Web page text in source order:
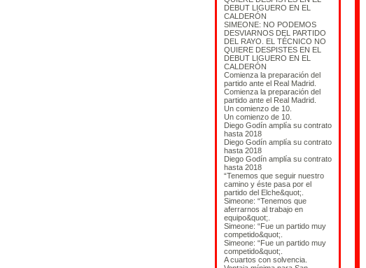
DEBUT LIGUERO EN EL
CALDERÓN
SIMEONE: NO PODEMOS
DESVIARNOS DEL PARTIDO
DEL RAYO. EL TÉCNICO NO
QUIERE DESPISTES EN EL
DEBUT LIGUERO EN EL
CALDERÓN
Comienza la preparación del
partido ante el Real Madrid.
Comienza la preparación del
partido ante el Real Madrid.
Un comienzo de 10.
Un comienzo de 10.
Diego Godín amplía su contrato
hasta 2018
Diego Godín amplía su contrato
hasta 2018
Diego Godín amplía su contrato
hasta 2018
“Tenemos que seguir nuestro
camino y éste pasa por el
partido del Elche&quot;.
Simeone: “Tenemos que
aferrarnos al trabajo en
equipo&quot;.
Simeone: “Fue un partido muy
competido&quot;.
Simeone: “Fue un partido muy
competido&quot;.
A cuartos con solvencia.